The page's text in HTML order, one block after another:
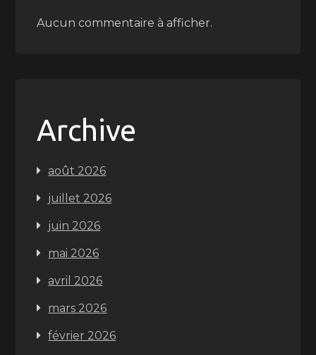
Aucun commentaire à afficher.
Archive
août 2026
juillet 2026
juin 2026
mai 2026
avril 2026
mars 2026
février 2026